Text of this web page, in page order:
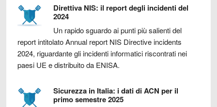
Direttiva NIS: il report degli incidenti del
2024
Un rapido sguardo ai punti più salienti del
report intitolato Annual report NIS Directive incidents
2024, riguardante gli incidenti informatici riscontrati nei
paesi UE e distribuito da ENISA.
Sicurezza in Italia: i dati di ACN per il
primo semestre 2025